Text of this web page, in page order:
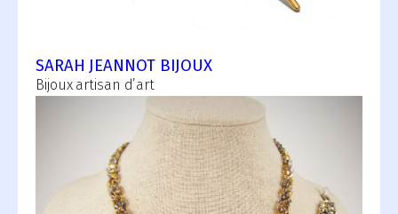
SARAH JEANNOT BIJOUX
Bijoux artisan d’art